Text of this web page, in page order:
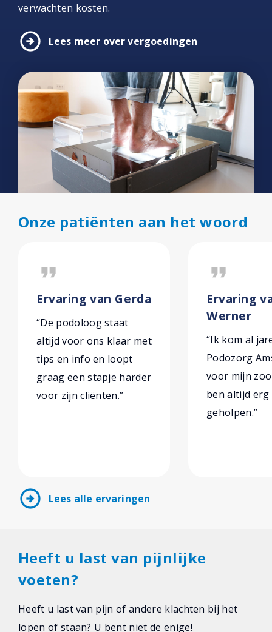
verwachten kosten.
arrow_circle_right Lees meer over vergoedingen
Onze patiënten aan het woord
format_quote
Ervaring van Gerda
“De podoloog staat
altijd voor ons klaar met
tips en info en loopt
graag een stapje harder
voor zijn cliënten.”
format_quote
Ervaring
Werner
“Ik kom al
Podozorg
voor mijn
ben altijd erg
geholpen.”
arrow_circle_right Lees alle ervaringen
Heeft u last van pijnlijke
voeten?
Heeft u last van pijn of andere klachten bij het
lopen of staan? U bent niet de enige!